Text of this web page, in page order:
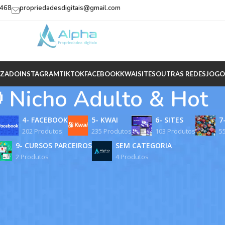
propriedadesdigitais@gmail.com
INSTAGRAMTIKTOKFACEBOOKKWAISITESOUTRAS REDES
Nicho Adulto & Hot
4- FACEBOOK
202 Produtos
5- KWAI
235 Produtos
6- SITES
103 Produtos
9- CURSOS PARCEIROS
2 Produtos
SEM CATEGORIA
4 Produtos